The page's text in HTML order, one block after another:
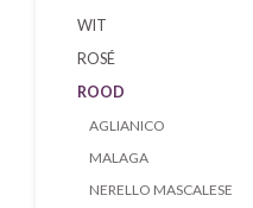
WIT
ROSÉ
ROOD
AGLIANICO
MALAGA
NERELLO MASCALESE